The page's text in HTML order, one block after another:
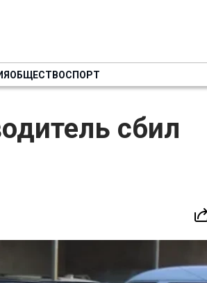
ОБЩЕСТВОСПОРТ
сбил